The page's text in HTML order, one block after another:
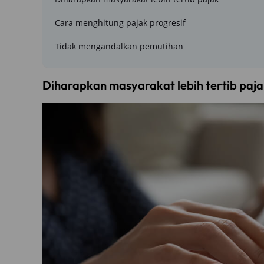
Cara menghitung pajak progresif
Tidak mengandalkan pemutihan
Diharapkan masyarakat lebih tertib